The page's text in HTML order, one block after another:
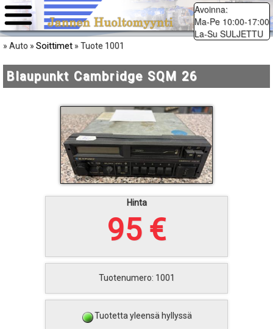
Avoinna:
Ma-Pe 10:00-17:00
La-Su SULJETTU
» Auto »Soittimet » Tuote 1001
Blaupunkt Cambridge SQM 26
Hinta
95 €
Tuotenumero: 1001
Tuotetta yleensä hyllyssä